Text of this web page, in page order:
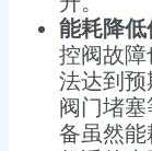
能耗降
控阀故
法达到
阀门堵
备虽然能